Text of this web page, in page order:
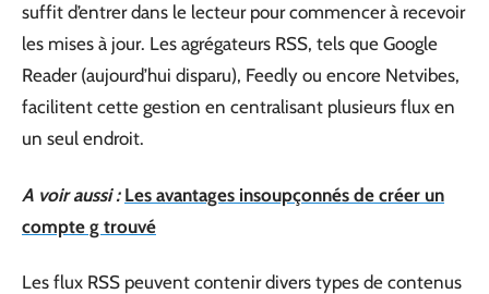
suffit d’entrer dans le lecteur pour commencer à recevoir
les mises à jour. Les agrégateurs RSS, tels que Google
Reader (aujourd’hui disparu), Feedly ou encore Netvibes,
facilitent cette gestion en centralisant plusieurs flux en
un seul endroit.
A voir aussi : Les avantages insoupçonnés de créer un
compte g trouvé
Les flux RSS peuvent contenir divers types de contenus